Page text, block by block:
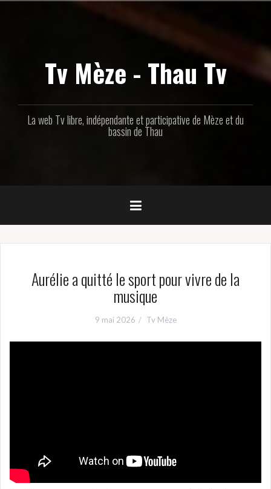
Tv Mèze - Thau Tv
La web Tv libre, indépendante et participative de Mèze et du
bassin de Thau
Aurélie a quitté le sport pour vivre de la
musique
9 mai 2026 Tv Mèze